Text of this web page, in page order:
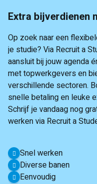
Extra bijverdienen
Op zoek naar een
je studie? Via Recruit a
aansluit bij jouw agenda
met topwerkgevers en
verschillende sectoren.
snelle betaling en leuke
Schrijf je vandaag nog
werken via Recruit a
Snel werken
Diverse banen
Eenvoudig